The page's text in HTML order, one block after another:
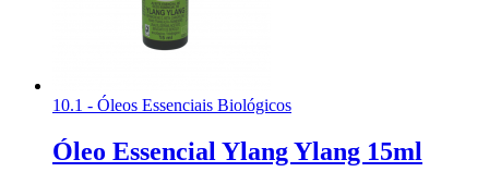
10.1 - Óleos Essenciais Biológicos
Óleo Essencial Ylang Ylang 15ml